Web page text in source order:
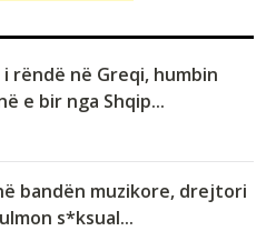
rëndë në Greqi, humbin
e bir nga Shqip...
bandën muzikore, drejtori
s*ksual...